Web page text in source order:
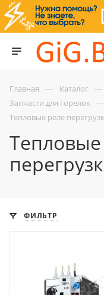
Главная — Каталог —
Запчасти для горелок —
Тепловые реле
ФИЛЬТР